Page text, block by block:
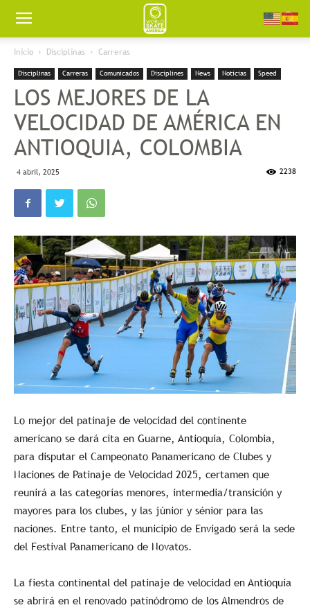
Worldskate
America
Inicio Disciplinas Carreras
Disciplinas Carreras Comunicados Disciplines News Noticias Speed
LOS MEJORES DE LA
VELOCIDAD DE AMÉRICA EN
ANTIOQUIA, COLOMBIA
4 abril, 2025 2238
Lo mejor del patinaje de velocidad del continente
americano se dará cita en Guarne, Antioquia, Colombia,
para disputar el Campeonato Panamericano de Clubes y
Naciones de Patinaje de Velocidad 2025, certamen que
reunirá a las categorías menores, intermedia/transición y
mayores para los clubes, y las júnior y sénior para las
naciones. Entre tanto, el municipio de Envigado será la sede
del Festival Panamericano de Novatos.
La fiesta continental del patinaje de velocidad en Antioquia
se abrirá en el renovado patinódromo de los Almendros de